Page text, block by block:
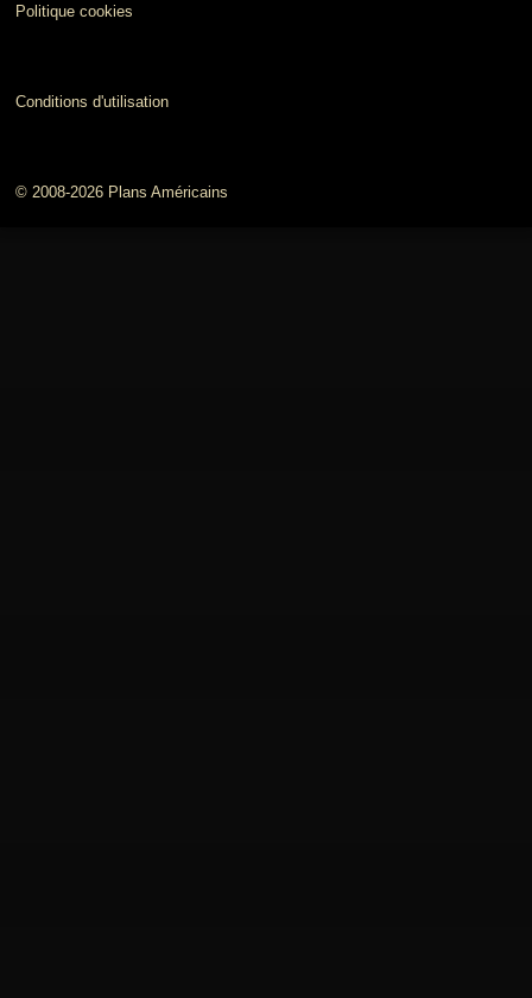
Politique cookies
Conditions d'utilisation
© 2008-2026 Plans Américains